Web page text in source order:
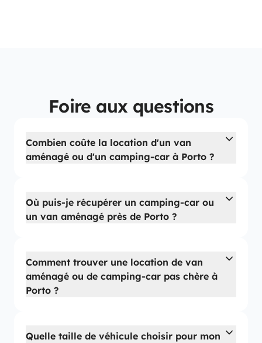
Foire aux questions
Combien coûte la location d'un van
aménagé ou d'un camping-car à Porto ?
Où puis-je récupérer un camping-car ou
un van aménagé près de Porto ?
Comment trouver une location de van
aménagé ou de camping-car pas chère à
Porto ?
Quelle taille de véhicule choisir pour mon